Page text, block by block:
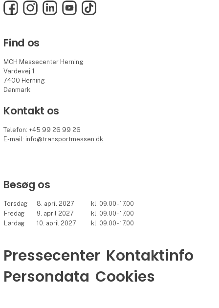
FacebookInstagramLinkedInYouTubeTikTok
Find os
MCH Messecenter Herning
Vardevej 1
7400 Herning
Danmark
Kontakt os
Telefon: +45 99 26 99 26
E-mail: info@transportmessen.dk
Besøg os
Torsdag 8. april 2027
kl. 09.00 - 17.00
Fredag
9. april 2027
kl. 09.00 - 17.00
Lørdag
10. april 2027 kl. 09.00 - 17.00
Pressecenter Kontaktinfo
Persondata Cookies